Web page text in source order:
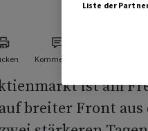
Kommentare
ist am
breiter Front aus
Liste der